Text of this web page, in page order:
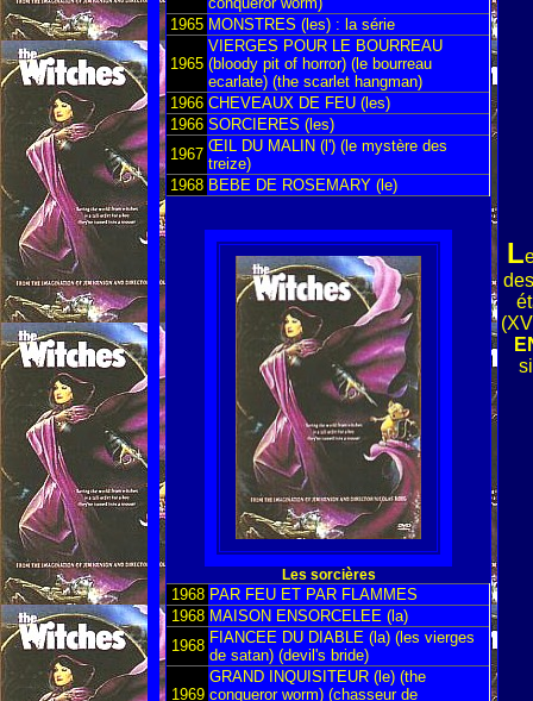
1965 MONSTRES (les) : la série
1965
VIERGES POUR LE BOURREAU
(bloody pit of horror) (le bourreau
ecarlate) (the scarlet hangman)
1966 CHEVEAUX DE FEU (les)
1966 SORCIERES (les)
1967 ŒIL DU MALIN (l') (le mystère des
treize)
1968 BEBE DE ROSEMARY (le)
Les sorcières
1968 PAR FEU ET PAR FLAMMES
1968 MAISON ENSORCELEE (la)
1968 FIANCEE DU DIABLE (la) (les vierges
de satan) (devil's bride)
1969
GRAND INQUISITEUR (le) (the
conqueror worm) (chasseur de
L